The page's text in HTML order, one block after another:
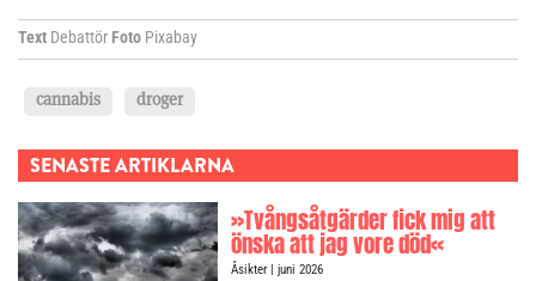
Text Debattör Foto Pixabay
cannabis droger
SENASTE ARTIKLARNA
»Tvångsåtgärder fick mig att
önska att jag vore död«
Åsikter| juni 2026